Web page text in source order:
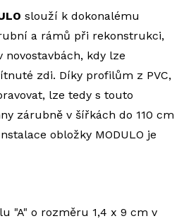
slouží k dokonalému
a rámů při rekonstrukci,
novostavbách, kdy lze
zdi. Díky profilům z PVC,
lze tedy s touto
zárubně v šířkách do 110 cm
obložky MODULO je
"A" o rozměru 1,4 x 9 cm v